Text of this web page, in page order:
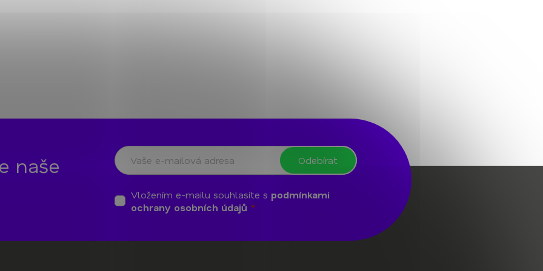
naše
Vložením e-mailu souhlasíte s podmínkami
ochrany osobních údajů
Odebírat